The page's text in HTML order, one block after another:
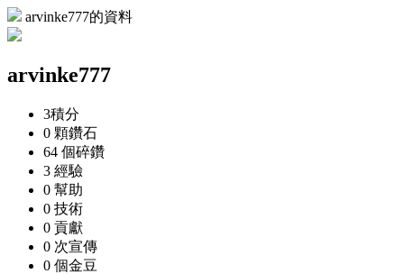
arvinke777的資料
arvinke777
3積分
0 顆鑽石
64 個碎鑽
3 經驗
0 幫助
0 技術
0 貢獻
0 次宣傳
0 個金豆